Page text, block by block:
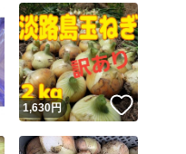
いいね！
1,630円 いいね！